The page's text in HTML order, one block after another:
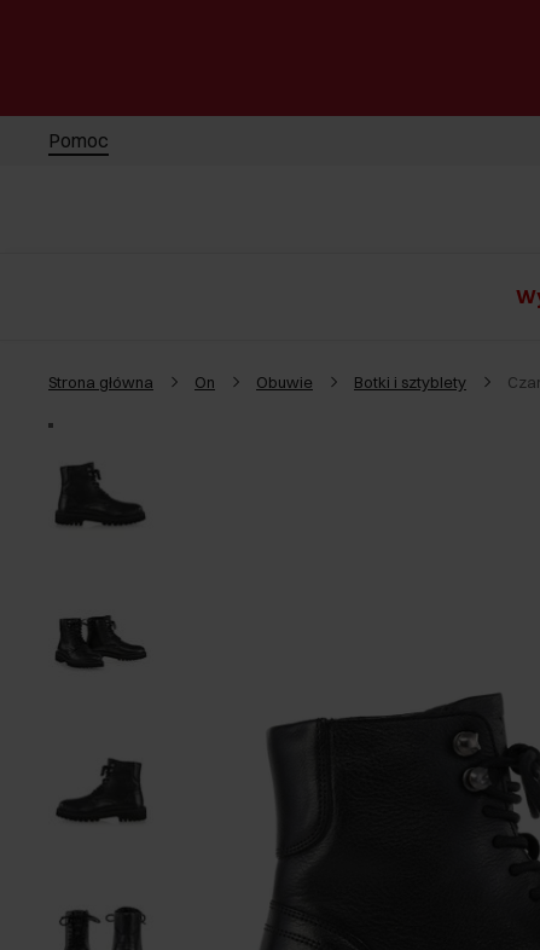
Pomoc
Strona główna On Obuwie Botki i sztyblety